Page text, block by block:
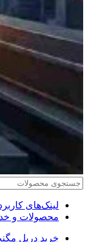
لینک‌های
محصولات و
خرید دریل